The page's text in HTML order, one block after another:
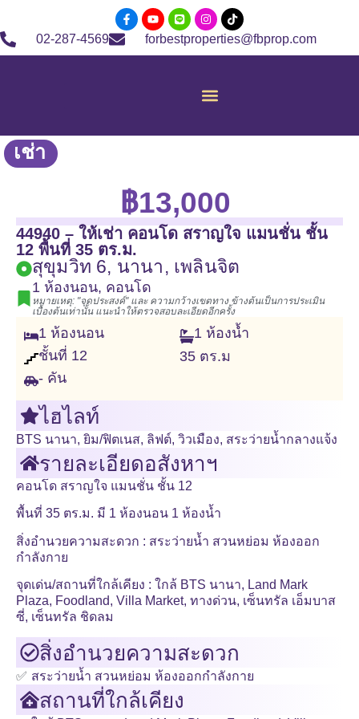
02-287-4569 forbestproperties@fbprop.com
เช่า
฿13,000
44940 – ให้เช่า คอนโด สราญใจ แมนชั่น ชั้น
12 พื้นที่ 35 ตร.ม.
สุขุมวิท 6, นานา, เพลินจิต
1 ห้องนอน, คอนโด
หมายเหตุ: "จุดประสงค์" และ ความกว้างเขตทาง ข้างต้นเป็นการประเมิน
เบื้องต้นเท่านั้น แนะนำให้ตรวจสอบละเอียดอีกครั้ง
1 ห้องนอน 1 ห้องน้ำ
ชั้นที่ 12 35 ตร.ม
- คัน
ไฮไลท์
BTS นานา, ยิม/ฟิตเนส, ลิฟต์, วิวเมือง, สระว่ายน้ำกลางแจ้ง
รายละเอียดอสังหาฯ
คอนโด สราญใจ แมนชั่น ชั้น 12
พื้นที่ 35 ตร.ม. มี 1 ห้องนอน 1 ห้องน้ำ
สิ่งอำนวยความสะดวก : สระว่ายน้ำ สวนหย่อม ห้องออก
กำลังกาย
จุดเด่น/สถานที่ใกล้เคียง : ใกล้ BTS นานา, Land Mark
Plaza, Foodland, Villa Market, ทางด่วน, เซ็นทรัล เอ็มบาส
ซี่, เซ็นทรัล ชิดลม
สิ่งอำนวยความสะดวก
✅ สระว่ายน้ำ สวนหย่อม ห้องออกกำลังกาย
สถานที่ใกล้เคียง